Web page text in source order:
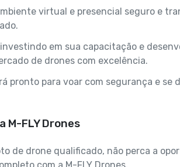
virtual e presencial seguro e
em sua capacitação e
de drones com excelência.
pronto para voar com segurança e se
M-FLY Drones
de drone qualificado, não perca a